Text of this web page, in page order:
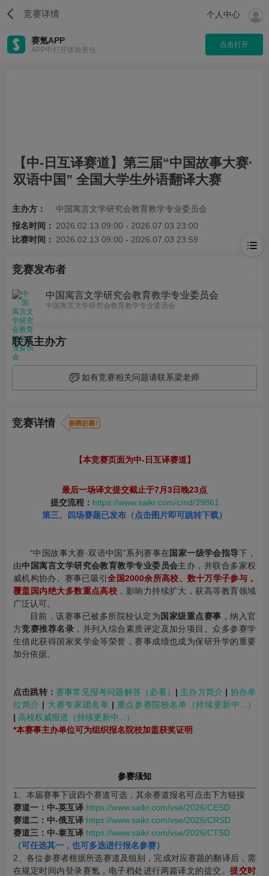
竞赛详情 个人中心
赛氪APP
APP中打开体验更佳
点击打开
【中-日互译赛道】第三届“中国故事大赛·
双语中国” 全国大学生外语翻译大赛
主办方：
中国寓言文学研究会教育教学专业委员会
报名时间： 2026.02.13 09:00 - 2026.07.03 23:00
比赛时间： 2026.02.13 09:00 - 2026.07.03 23:59
竞赛发布者
中国寓言文学研究会教育教学专业委员会
中国寓言文学研究会教育教学专业委员会
联系主办方
如有竞赛相关问题请联系梁老师
竞赛详情
【本竞赛页面为中-日互译赛道】
最后一场译文提交截止于7月3日晚23点
提交流程： https://www.saikr.com/c/nd/39861
第三、四场赛题已发布（点击图片即可跳转下载）
“中国故事大赛·双语中国”系列赛事在国家一级学会指导下，
由中国寓言文学研究会教育教学专业委员会主办，并联合多家权
威机构协办。赛事已吸引全国2000余所高校、数十万学子参与，
覆盖国内绝大多数重点高校 ，影响力持续扩大，获高等教育领域
广泛认可。
目前，该赛事已被多所院校认定为国家级重点赛事 ，纳入官
方竞赛推荐名录 ，并列入综合素质评定及加分项目。众多参赛学
生借此获得国家奖学金等荣誉，赛事成绩也成为保研升学的重要
加分依据。
点击跳转：赛事常见报考问题解答（必看） | 主办方简介 | 协办单
位简介 | 大赛专家团名单 | 重点参赛院校名单（持续更新中...）
| 高校权威报道（持续更新中...）
*本赛事主办单位可为组织报名院校加盖获奖证明
参赛须知
1、本届赛事下设四个赛道可选，其余赛道报名可点击下方链接
赛道一：中-英互译 https://www.saikr.com/vse/2026/CESD
赛道二：中-俄互译 https://www.saikr.com/vse/2026/CRSD
赛道三：中-泰互译 https://www.saikr.com/vse/2026/CTSD
（可任选其一，也可多选进行报名参赛）
2、各位参赛者根据所选赛道及组别，完成对应赛题的翻译后，需
在规定时间内登录赛氪，电子档处进行两篇译文的提交。提交时